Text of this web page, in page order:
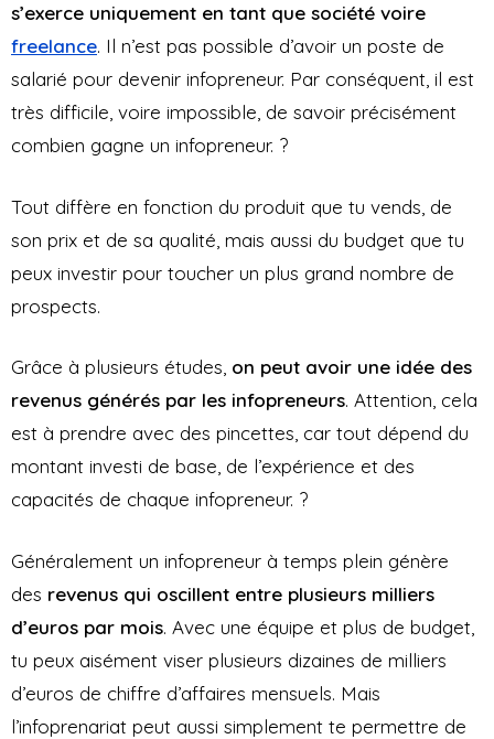
s’exerce uniquement en tant que société voire
freelance. Il n’est pas possible d’avoir un poste de
salarié pour devenir infopreneur. Par conséquent, il est
très difficile, voire impossible, de savoir précisément
combien gagne un infopreneur. ?
Tout diffère en fonction du produit que tu vends, de
son prix et de sa qualité, mais aussi du budget que tu
peux investir pour toucher un plus grand nombre de
prospects.
Grâce à plusieurs études, on peut avoir une idée des
revenus générés par les infopreneurs. Attention, cela
est à prendre avec des pincettes, car tout dépend du
montant investi de base, de l’expérience et des
capacités de chaque infopreneur. ?
Généralement un infopreneur à temps plein génère
des revenus qui oscillent entre plusieurs milliers
d’euros par mois. Avec une équipe et plus de budget,
tu peux aisément viser plusieurs dizaines de milliers
d’euros de chiffre d’affaires mensuels. Mais
l’infoprenariat peut aussi simplement te permettre de